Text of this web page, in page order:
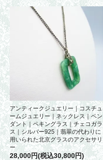
アンティークジュエリー｜コスチュ
ームジュエリー｜ネックレス｜ペン
ダント｜ペキングラス｜チェコガラ
ス｜シルバー925｜翡翠の代わりに
用いられた北京グラスのアクセサリ
ー
28,000円(税込30,800円)